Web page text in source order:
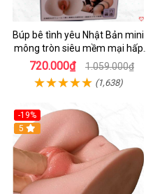
Búp bê tình yêu Nhật Bản mini
mông tròn siêu mềm mại hấp
dẫn
720.000₫ 1.059.000₫
(1,638)
-19%
Hot
5